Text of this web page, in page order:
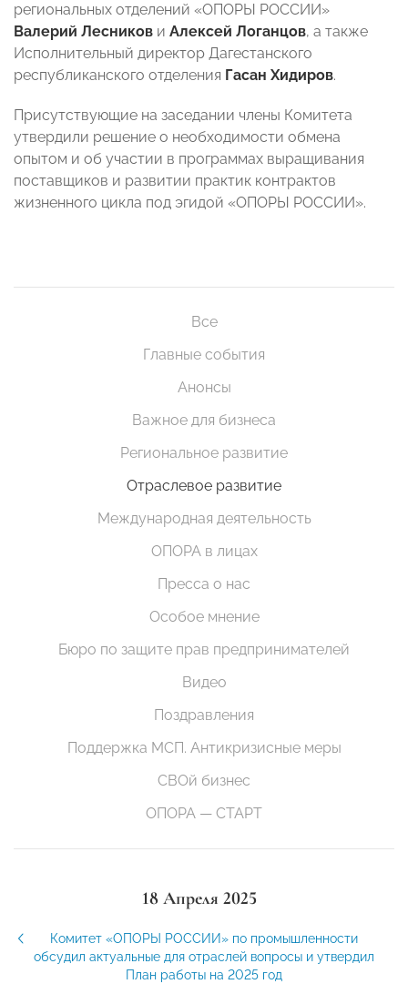
региональных отделений «ОПОРЫ РОССИИ»
Валерий Лесников и Алексей Логанцов, а также
Исполнительный директор Дагестанского
республиканского отделения Гасан Хидиров.
Присутствующие на заседании члены Комитета
утвердили решение о необходимости обмена
опытом и об участии в программах выращивания
поставщиков и развитии практик контрактов
жизненного цикла под эгидой «ОПОРЫ РОССИИ».
Все
Главные события
Анонсы
Важное для бизнеса
Региональное развитие
Отраслевое развитие
Международная деятельность
ОПОРА в лицах
Пресса о нас
Особое мнение
Бюро по защите прав предпринимателей
Видео
Поздравления
Поддержка МСП. Антикризисные меры
СВОй бизнес
ОПОРА — СТАРТ
18 Апреля 2025
Комитет «ОПОРЫ РОССИИ» по промышленности
обсудил актуальные для отраслей вопросы и утвердил
План работы на 2025 год